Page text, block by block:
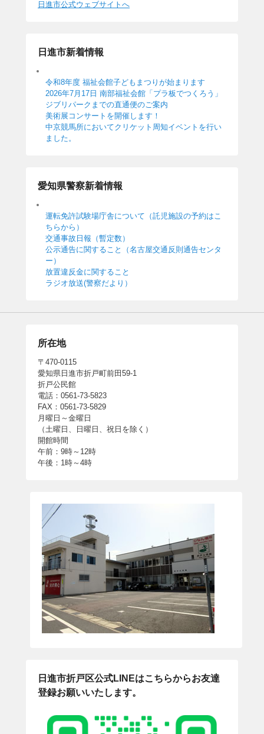
日進市公式ウェブサイトへ
日進市新着情報
令和8年度 福祉会館子どもまつりが始まります
2026年7月17日 南部福祉会館「プラ板でつくろう」
ジブリパークまでの直通便のご案内
美術展コンサートを開催します！
中京競馬所においてクリケット周知イベントを行い
ました。
愛知県警察新着情報
運転免許試験場庁舎について（託児施設の予約はこ
ちらから）
交通事故日報（暫定数）
公示通告に関すること（名古屋交通反則通告センタ
ー）
放置違反金に関すること
ラジオ放送(警察だより）
所在地
〒470-0115
愛知県日進市折戸町前田59-1
折戸公民館
電話：0561-73-5823
FAX：0561-73-5829
月曜日～金曜日
（土曜日、日曜日、祝日を除く）
開館時間
午前：9時～12時
午後：1時～4時
日進市折戸区公式LINEはこちらからお友達
登録お願いいたします。